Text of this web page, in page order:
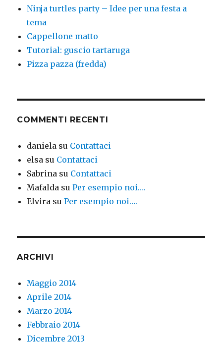
Ninja turtles party – Idee per una festa a
tema
Cappellone matto
Tutorial: guscio tartaruga
Pizza pazza (fredda)
COMMENTI RECENTI
daniela su Contattaci
elsa su Contattaci
Sabrina su Contattaci
Mafalda suPer esempio noi….
Elvira suPer esempio noi….
ARCHIVI
Maggio 2014
Aprile 2014
Marzo 2014
Febbraio 2014
Dicembre 2013